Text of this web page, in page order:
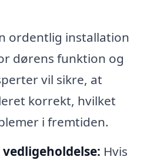
ordentlig installation
dørens funktion og
vil sikre, at
korrekt, hvilket
i fremtiden.
Hvis